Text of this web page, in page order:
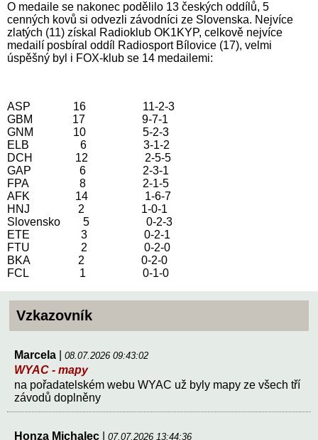
O medaile se nakonec podělilo 13 českých oddílů, 5
cenných kovů si odvezli závodníci ze Slovenska. Nejvíce
zlatých (11) získal Radioklub OK1KYP, celkově nejvíce
medailí posbíral oddíl Radiosport Bílovice (17), velmi
úspěšný byl i FOX-klub se 14 medailemi:
ASP 16 11-2-3
GBM 17 9-7-1
GNM 10 5-2-3
ELB 6 3-1-2
DCH 12 2-5-5
GAP 6 2-3-1
FPA 8 2-1-5
AFK 14 1-6-7
HNJ 2 1-0-1
Slovensko 5 0-2-3
ETE 3 0-2-1
FTU 2 0-2-0
BKA 2 0-2-0
FCL 1 0-1-0
Vzkazovník
Marcela 08.07.2026 09:43:02
WYAC - mapy
na pořadatelském webu WYAC už byly mapy ze všech tří
závodů doplněny
Honza Michalec 07.07.2026 13:44:36